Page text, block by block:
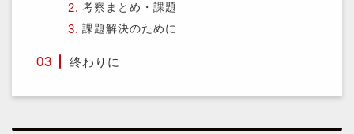
考察まとめ・課題
課題解決のために
終わりに